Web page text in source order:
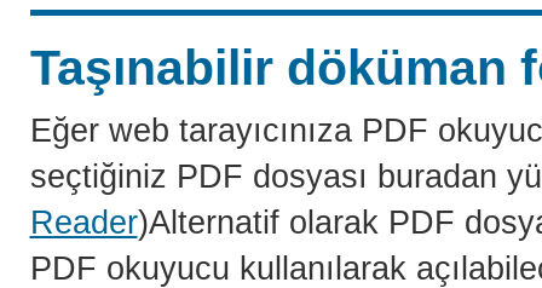
Taşınabilir döküman
Eğer web tarayıcınıza PDF
seçtiğiniz PDF dosyası buradan
Reader)Alternatif olarak PDF
PDF okuyucu kullanılarak